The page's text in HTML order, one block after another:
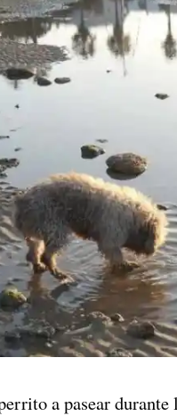
a pasear